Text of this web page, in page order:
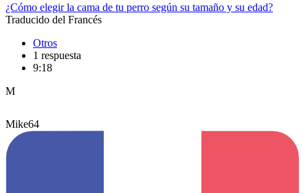
¿Cómo elegir la cama de tu perro según su tamaño y su edad?
Traducido del Francés
Otros
1 respuesta
9:18
M
Mike64